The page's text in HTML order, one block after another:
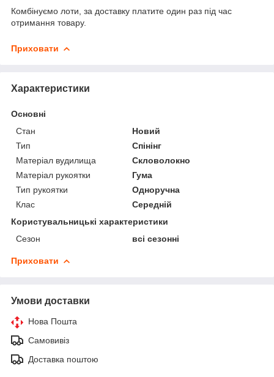
Комбінуємо лоти, за доставку платите один раз під час
отримання товару.
Приховати
Характеристики
Основні
Стан
Новий
Тип
Спінінг
Матеріал вудилища
Скловолокно
Матеріал рукоятки
Гума
Тип рукоятки
Одноручна
Клас
Середній
Користувальницькі характеристики
Сезон
всі сезонні
Приховати
Умови доставки
Нова Пошта
Самовивіз
Доставка поштою